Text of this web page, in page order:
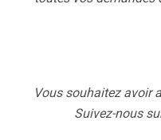
Vous souhaitez avoir
Suivez-nous